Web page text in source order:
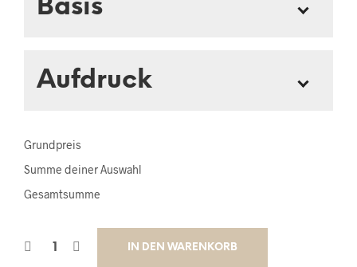
Basis
Aufdruck
Grundpreis
Summe deiner Auswahl
Gesamtsumme
IN DEN WARENKORB